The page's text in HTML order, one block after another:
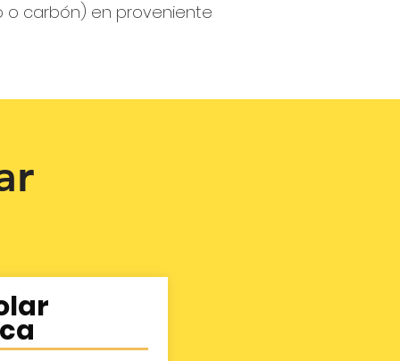
o carbón) en proveniente